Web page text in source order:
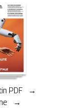
PDF →
→